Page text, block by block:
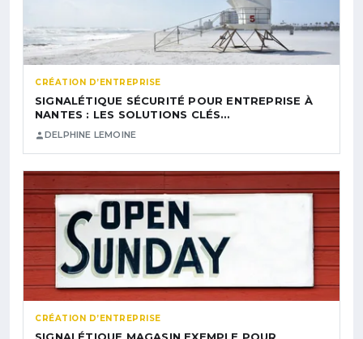
CRÉATION D’ENTREPRISE
SIGNALÉTIQUE SÉCURITÉ POUR ENTREPRISE À
NANTES : LES SOLUTIONS CLÉS…
DELPHINE LEMOINE
CRÉATION D’ENTREPRISE